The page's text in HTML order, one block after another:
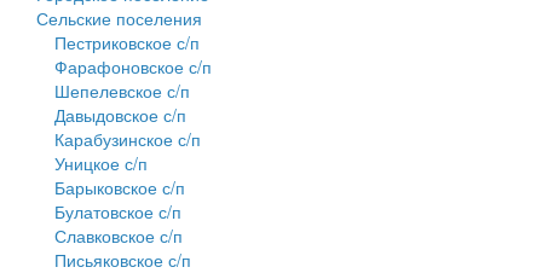
Сельские поселения
Пестриковское с/п
Фарафоновское с/п
Шепелевское с/п
Давыдовское с/п
Карабузинское с/п
Уницкое с/п
Барыковское с/п
Булатовское с/п
Славковское с/п
Письяковское с/п